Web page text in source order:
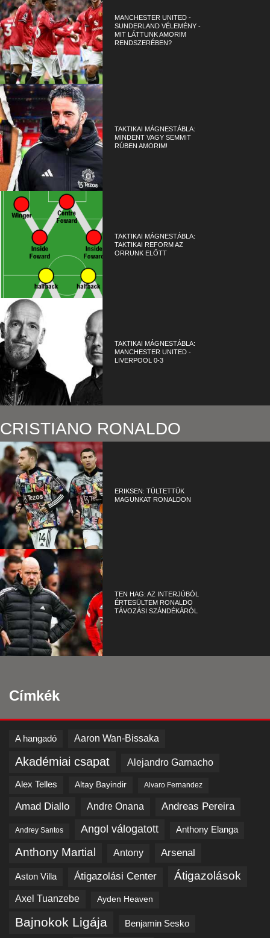
MANCHESTER UNITED -
SUNDERLAND VÉLEMÉNY -
MIT LÁTTUNK AMORIM
RENDSZERÉBEN?
TAKTIKAI MÁGNESTÁBLA:
MINDENT VAGY SEMMIT
RÚBEN AMORIM!
TAKTIKAI MÁGNESTÁBLA:
TAKTIKAI REFORM AZ
ORRUNK ELŐTT
TAKTIKAI MÁGNESTÁBLA:
MANCHESTER UNITED -
LIVERPOOL 0-3
CRISTIANO RONALDO
ERIKSEN: TÚLTETTÜK
MAGUNKAT RONALDON
TEN HAG: AZ INTERJÚBÓL
ÉRTESÜLTEM RONALDO
TÁVOZÁSI SZÁNDÉKÁRÓL
Címkék
A hangadó Aaron Wan-Bissaka
Akadémiai csapat Alejandro Garnacho
Alex Telles Altay Bayindir Alvaro Fernandez
Amad Diallo Andre Onana Andreas Pereira
Andrey Santos Angol válogatott Anthony Elanga
Anthony Martial Antony Arsenal
Aston Villa Átigazolási Center Átigazolások
Axel Tuanzebe Ayden Heaven
Bajnokok Ligája Benjamin Sesko